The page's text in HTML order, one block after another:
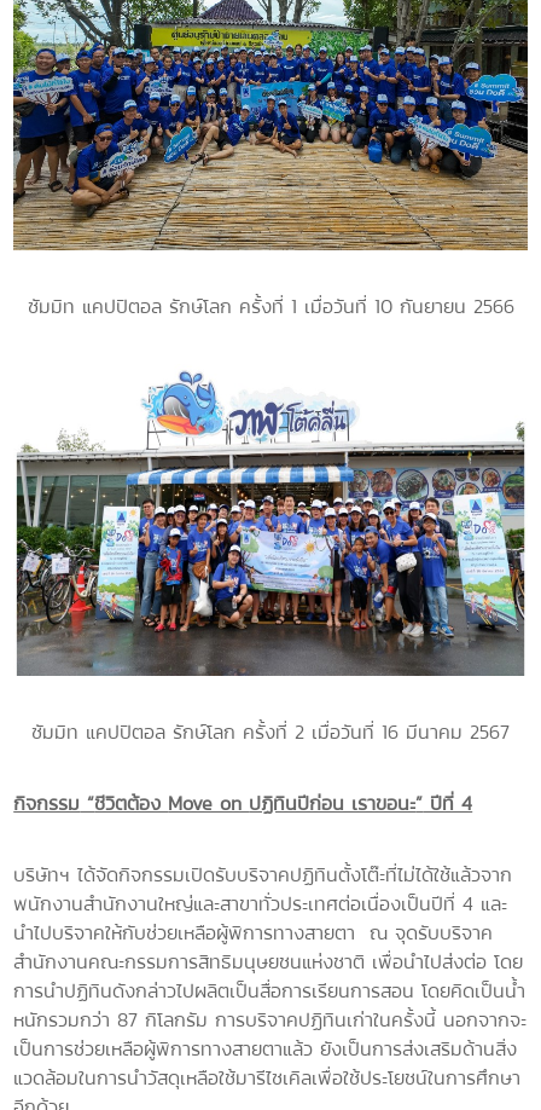
ซัมมิท แคปปิตอล รักษ์โลก ครั้งที่ 1 เมื่อวันที่ 10 กันยายน 2566
ซัมมิท แคปปิตอล รักษ์โลก ครั้งที่ 2 เมื่อวันที่ 16 มีนาคม 2567
กิจกรรม “ชีวิตต้อง Move on ปฏิทินปีก่อน เราขอนะ” ปีที่ 4
บริษัทฯ ได้จัดกิจกรรมเปิดรับบริจาคปฏิทินตั้งโต๊ะที่ไม่ได้ใช้แล้วจาก
พนักงานสำนักงานใหญ่และสาขาทั่วประเทศต่อเนื่องเป็นปีที่ 4 และ
นำไปบริจาคให้กับช่วยเหลือผู้พิการทางสายตา ณ จุดรับบริจาค
สำนักงานคณะกรรมการสิทธิมนุษยชนแห่งชาติ เพื่อนำไปส่งต่อ โดย
การนำปฏิทินดังกล่าวไปผลิตเป็นสื่อการเรียนการสอน โดยคิดเป็นน้ำ
หนักรวมกว่า 87 กิโลกรัม การบริจาคปฏิทินเก่าในครั้งนี้ นอกจากจะ
เป็นการช่วยเหลือผู้พิการทางสายตาแล้ว ยังเป็นการส่งเสริมด้านสิ่ง
แวดล้อมในการนำวัสดุเหลือใช้มารีไซเคิลเพื่อใช้ประโยชน์ในการศึกษา